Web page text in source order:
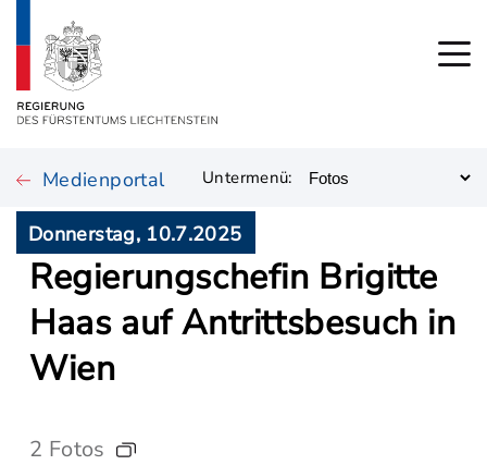
Medienportal Untermenü:
Donnerstag, 10.7.2025
Regierungschefin Brigitte
Haas auf Antrittsbesuch in
Wien
2 Fotos